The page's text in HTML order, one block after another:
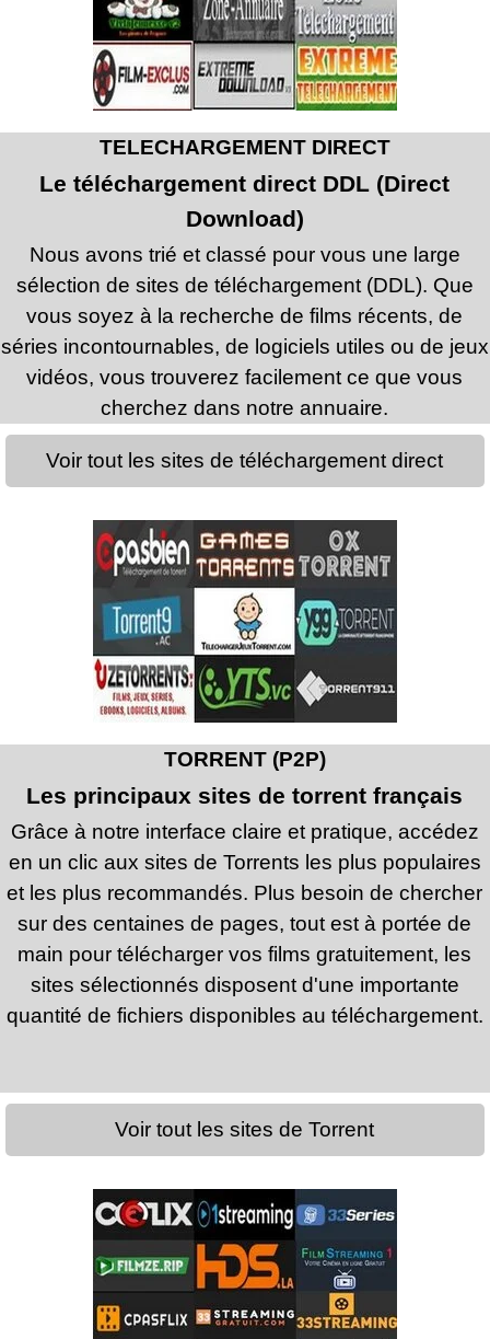
TELECHARGEMENT DIRECT
Le téléchargement direct DDL (Direct
Download)
Nous avons trié et classé pour vous une large
sélection de sites de téléchargement (DDL). Que
vous soyez à la recherche de films récents, de
séries incontournables, de logiciels utiles ou de jeux
vidéos, vous trouverez facilement ce que vous
cherchez dans notre annuaire.
Voir tout les sites de téléchargement direct
TORRENT (P2P)
Les principaux sites de torrent français
Grâce à notre interface claire et pratique, accédez
en un clic aux sites de Torrents les plus populaires
et les plus recommandés. Plus besoin de chercher
sur des centaines de pages, tout est à portée de
main pour télécharger vos films gratuitement, les
sites sélectionnés disposent d'une importante
quantité de fichiers disponibles au téléchargement.
Voir tout les sites de Torrent